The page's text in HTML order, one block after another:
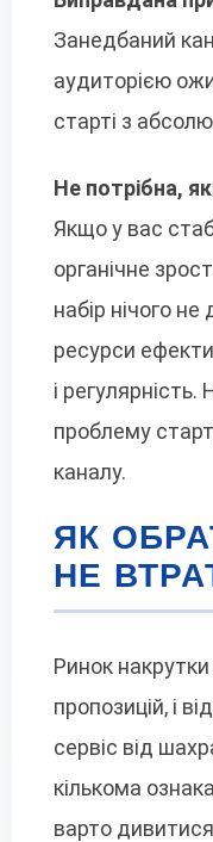
Занедбаний
аудиторією
старті з
Не потрібна,
Якщо у вас
органічне
набір нічого
ресурси
і
проблему
каналу.
ЯК
НЕ
Ринок
пропозицій, і
сервіс від
кількома
варто